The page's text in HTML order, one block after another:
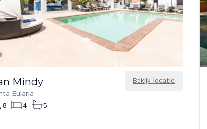
Bekijk locatie
Mindy
Eularia
8
4 5